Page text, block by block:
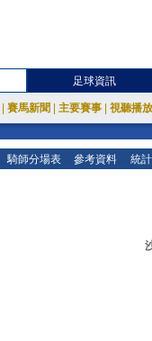
足球資訊
賽馬新聞 主要賽事 視聽播
騎師分場表 參考資料 統